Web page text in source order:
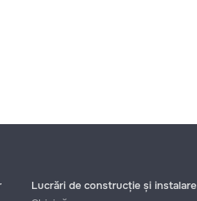
Lucrări de construcție și instalare